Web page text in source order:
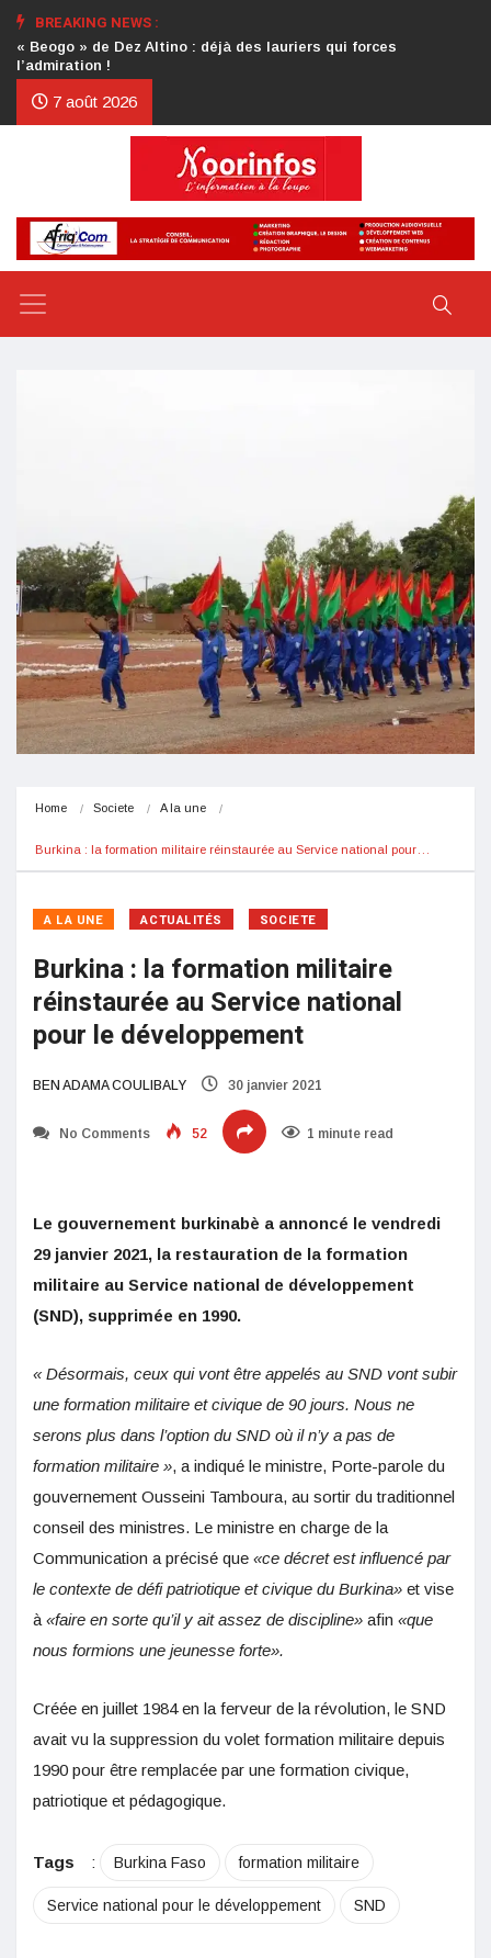
BREAKING NEWS :
Crise au CDP : l’authentification de la lettre du président
d’honneur toujours attendue
7 août 2026
Home Societe A la une
Burkina : la formation militaire réinstaurée au Service national pour…
A LA UNE ACTUALITÉS SOCIETE
Burkina : la formation militaire
réinstaurée au Service national
pour le développement
BEN ADAMA COULIBALY 30 janvier 2021
No Comments 52 1 minute read
Le gouvernement burkinabè a annoncé le vendredi
29 janvier 2021, la restauration de la formation
militaire au Service national de développement
(SND), supprimée en 1990.
« Désormais, ceux qui vont être appelés au SND vont subir
une formation militaire et civique de 90 jours. Nous ne
serons plus dans l’option du SND où il n’y a pas de
formation militaire », a indiqué le ministre, Porte-parole du
gouvernement Ousseini Tamboura, au sortir du traditionnel
conseil des ministres. Le ministre en charge de la
Communication a précisé que «ce décret est influencé par
le contexte de défi patriotique et civique du Burkina» et vise
à «faire en sorte qu’il y ait assez de discipline» afin «que
nous formions une jeunesse forte».
Créée en juillet 1984 en la ferveur de la révolution, le SND
avait vu la suppression du volet formation militaire depuis
1990 pour être remplacée par une formation civique,
patriotique et pédagogique.
Tags : Burkina Faso formation militaire
Service national pour le développement SND